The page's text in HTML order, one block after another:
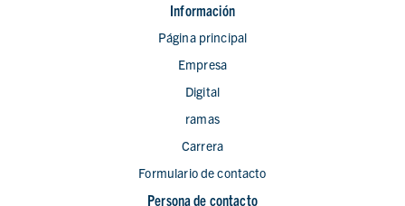
Información
Página principal
Empresa
Digital
ramas
Carrera
Formulario de contacto
Persona de contacto